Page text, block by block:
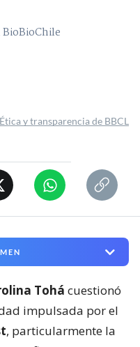
BioBioChile
Ética y transparencia de BBCL
Tohá cuestionó
impulsada por el
, particularmente la